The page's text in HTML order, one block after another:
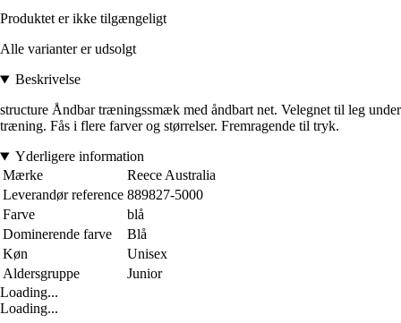
Produktet er ikke tilgængeligt
Alle varianter er udsolgt
Beskrivelse
structure Åndbar træningssmæk med åndbart net. Velegnet til leg under
træning. Fås i flere farver og størrelser. Fremragende til tryk.
Yderligere information
Mærke
Reece Australia
Leverandør reference 889827-5000
Farve
blå
Dominerende farve
Blå
Køn
Unisex
Aldersgruppe
Junior
Loading...
Loading...